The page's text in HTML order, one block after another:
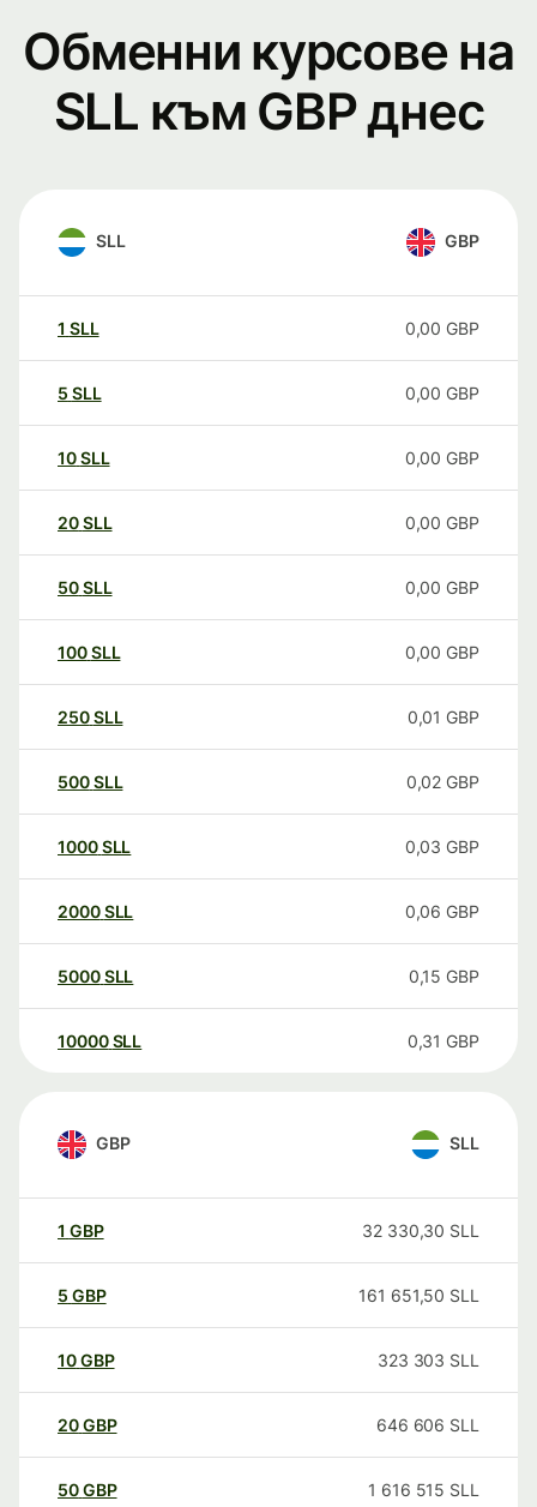
Обменни курсове на
SLL към GBP днес
SLL GBP
1 SLL 0,00 GBP
5 SLL 0,00 GBP
10SLL 0,00 GBP
20SLL 0,00 GBP
50SLL 0,00 GBP
100SLL 0,00 GBP
250SLL 0,01 GBP
500SLL 0,02 GBP
1000SLL 0,03 GBP
2000SLL 0,06 GBP
5000SLL 0,15 GBP
10000 SLL 0,31 GBP
GBP SLL
1 GBP 32 330,30 SLL
5 GBP 161 651,50 SLL
10GBP 323 303 SLL
20GBP 646 606 SLL
50GBP 1 616 515 SLL